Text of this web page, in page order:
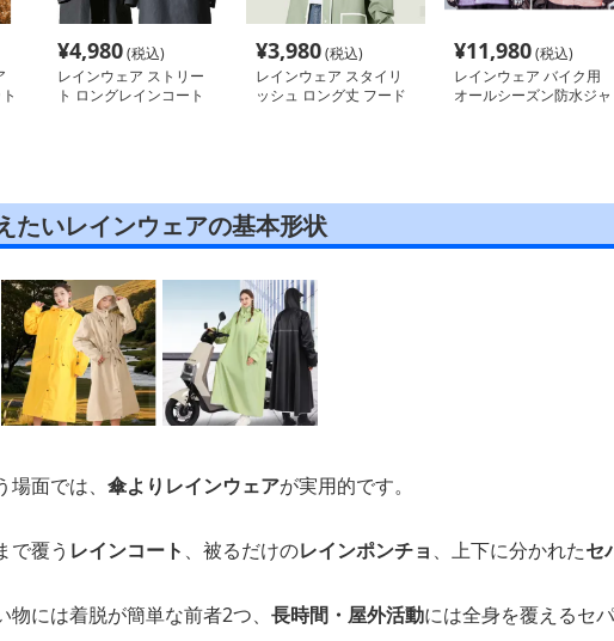
¥4,980(税込)
レインウェア ストリー
ト ロングレインコート
¥3,980(税込)
レインウェア スタイリ
ッシュ ロング丈 フード
¥11,980(税込)
レインウェア バイク用
オールシーズン防水ジャ
たいレインウェアの基本形状
面では、 傘よりレインウェアが実用的です。
で覆う レインコート 、被るだけのレインポンチョ 、上下に分かれたセ
には着脱が簡単な前者2つ、 長時間・屋外活動には全身を覆えるセ